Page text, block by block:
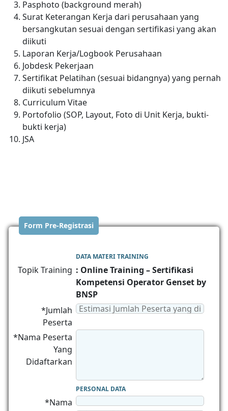
Pasphoto (background merah)
Surat Keterangan Kerja dari perusahaan yang
bersangkutan sesuai dengan sertifikasi yang akan
diikuti
Laporan Kerja/Logbook Perusahaan
Jobdesk Pekerjaan
Sertifikat Pelatihan (sesuai bidangnya) yang pernah
diikuti sebelumnya
Curriculum Vitae
Portofolio (SOP, Layout, Foto di Unit Kerja, bukti-
bukti kerja)
JSA
Form Pre-Registrasi
DATA MATERI TRAINING
Topik Training : Online Training – Sertifikasi
Kompetensi Operator Genset by
BNSP
*Jumlah
Peserta
*Nama Peserta
Yang
Didaftarkan
PERSONAL DATA
*Nama